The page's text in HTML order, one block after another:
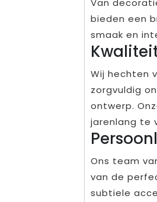
Van
bieden een
smaak en
Wij hechten
zorgvuldig
ontwerp.
jarenlang te
Ons team
van de
subtiele